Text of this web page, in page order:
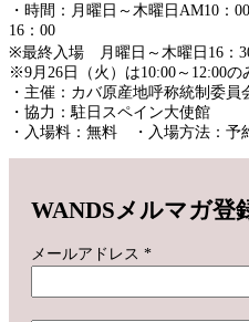
・時間：月曜日～木曜日AM10：
16：00
※最終入場 月曜日～木曜日16：
※9月26日（火）は10:00～12:00の
・主催：カバ原産地呼称統制委員
・協力：駐日スペイン大使館
・入場料：無料 ・入場方法：予
WANDSメルマガ登
メールアドレス *